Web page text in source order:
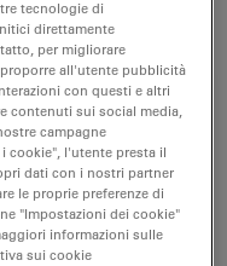
delladrosofila
tecnologie di
direttamente
per migliorare
all'utente pubblicità
con questi e altri
contenuti sui social media,
campagne
cookie", l'utente presta il
dati con i nostri partner
le proprie preferenze di
"Impostazioni dei cookie"
informazioni sulle
sui cookie